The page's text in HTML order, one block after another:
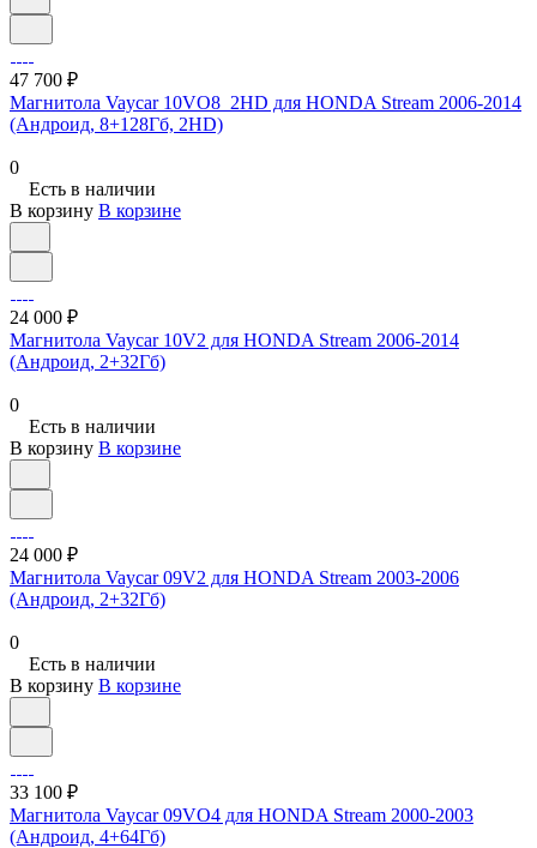
47 700 ₽
Магнитола Vaycar 10VO8_2HD для HONDA Stream 2006-2014
(Андроид, 8+128Гб, 2HD)
0
Есть в наличии
В корзину В корзине
24 000 ₽
Магнитола Vaycar 10V2 для HONDA Stream 2006-2014
(Андроид, 2+32Гб)
0
Есть в наличии
В корзину В корзине
24 000 ₽
Магнитола Vaycar 09V2 для HONDA Stream 2003-2006
(Андроид, 2+32Гб)
0
Есть в наличии
В корзину В корзине
33 100 ₽
Магнитола Vaycar 09VO4 для HONDA Stream 2000-2003
(Андроид, 4+64Гб)